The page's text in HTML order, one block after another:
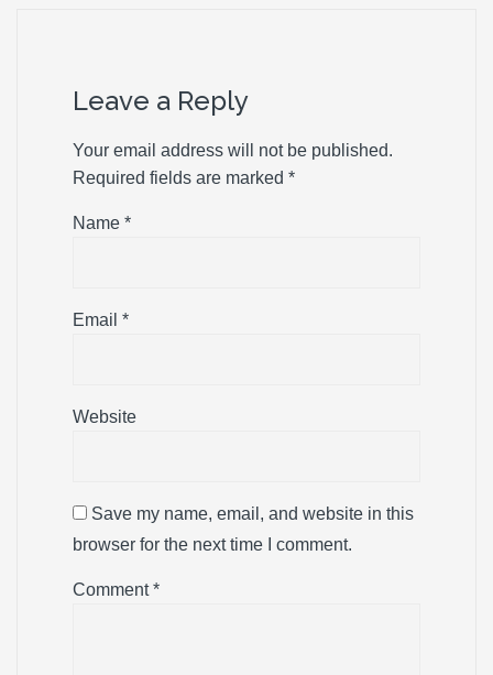
Leave a Reply
Your email address will not be published.
Required fields are marked *
Name *
Email *
Website
Save my name, email, and website in this
browser for the next time I comment.
Comment*